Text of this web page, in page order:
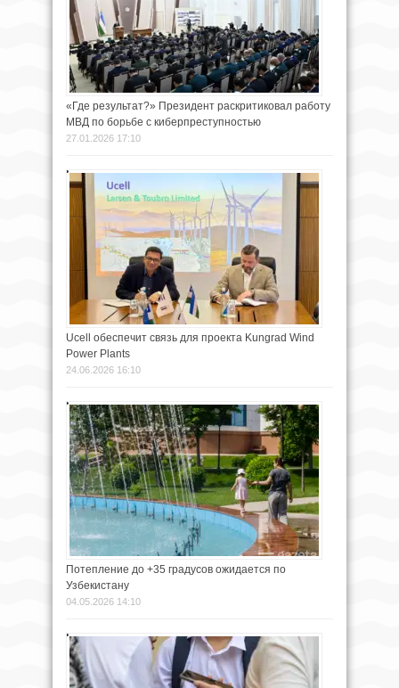
«Где результат?» Президент раскритиковал работу
МВД по борьбе с киберпреступностью
27.01.2026 17:10
Ucell обеспечит связь для проекта Kungrad Wind
Power Plants
24.06.2026 16:10
Потепление до +35 градусов ожидается по
Узбекистану
04.05.2026 14:10